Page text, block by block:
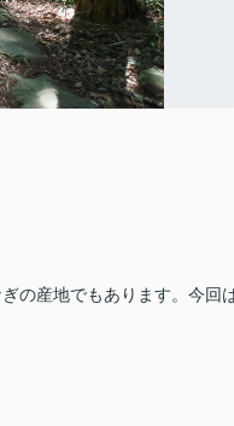
の産地でもあります。今回